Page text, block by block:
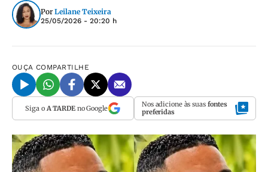
Por Leilane Teixeira
25/05/2026 - 20:20 h
OUÇA COMPARTILHE
Siga o A TARDEno Google Nos adicione às suas fontes
preferidas